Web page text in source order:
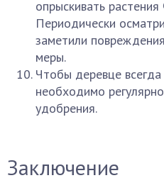
опрыскивать
Периодически
заметили
меры.
Чтобы деревце
необходимо
удобрения.
Заключение